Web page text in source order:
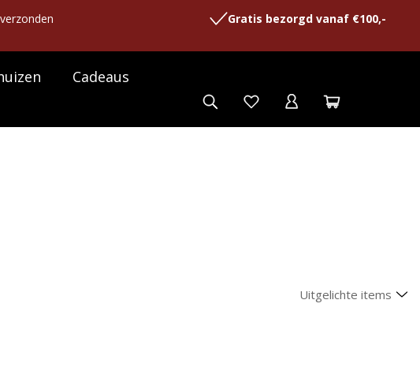
Gratis bezorgd vanaf €100,-
Cadeaus